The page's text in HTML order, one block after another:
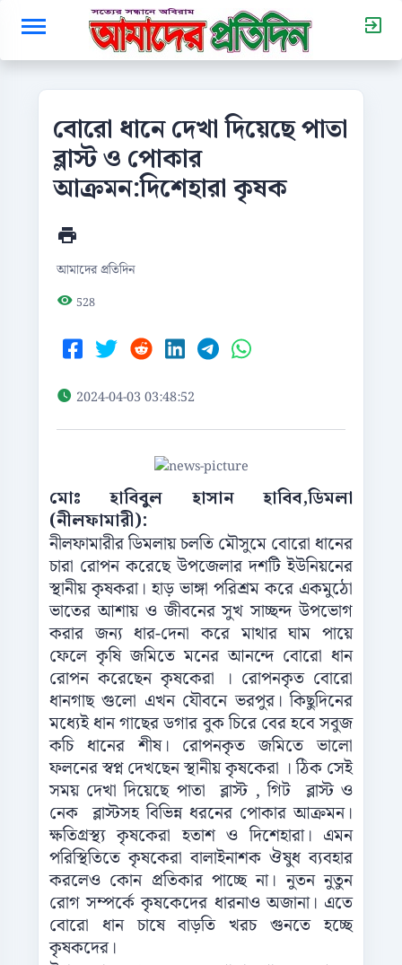
বোরো ধানে দেখা দিয়েছে পাতা
ব্লাস্ট ও পোকার
আক্রমন:দিশেহারা কৃষক
আমাদের প্রতিদিন
528
2024-04-03 03:48:52
মোঃ হাবিবুল হাসান হাবিব,ডিমলা
(নীলফামারী):
নীলফামারীর ডিমলায় চলতি মৌসুমে বোরো ধানের
চারা রোপন করেছে উপজেলার দশটি ইউনিয়নের
স্থানীয় কৃষকরা। হাড় ভাঙ্গা পরিশ্রম করে একমুঠো
ভাতের আশায় ও জীবনের সুখ সাচ্ছন্দ উপভোগ
করার জন্য ধার-দেনা করে মাথার ঘাম পায়ে
ফেলে কৃষি জমিতে মনের আনন্দে বোরো ধান
রোপন করেছেন কৃষকেরা । রোপনকৃত বোরো
ধানগাছ গুলো এখন যৌবনে ভরপুর। কিছুদিনের
মধ্যেই ধান গাছের ডগার বুক চিরে বের হবে সবুজ
কচি ধানের শীষ। রোপনকৃত জমিতে ভালো
ফলনের স্বপ্ন দেখছেন স্থানীয় কৃষকেরা । ঠিক সেই
সময় দেখা দিয়েছে পাতা ব্লাস্ট , গিট ব্লাস্ট ও
নেক ব্লাস্টসহ বিভিন্ন ধরনের পোকার আক্রমন।
ক্ষতিগ্রস্থ্য কৃষকেরা হতাশ ও দিশেহারা। এমন
পরিস্থিতিতে কৃষকেরা বালাইনাশক ঔষুধ ব্যবহার
করলেও কোন প্রতিকার পাচ্ছে না। নুতন নুতুন
রোগ সম্পর্কে কৃষকেদের ধারনাও অজানা। এতে
বোরো ধান চাষে বাড়তি খরচ গুনতে হচ্ছে
কৃষকদের।